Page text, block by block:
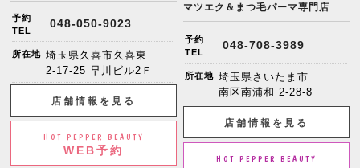
予約
TEL
048-050-9023
所在地 埼玉県久喜市久喜東
2-17-25 早川ビル2Ｆ
店舗情報を見る
HOT PEPPER BEAUTY
WEB予約
マツエク＆まつ毛パーマ専門店
予約
TEL
048-708-3989
所在地 埼玉県さいたま市
南区南浦和 2-28-8
店舗情報を見る
HOT PEPPER BEAUTY